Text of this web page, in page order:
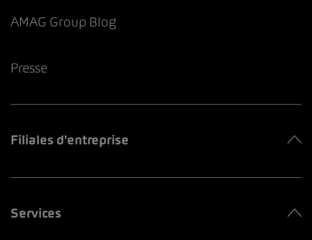
AMAG Group Blog
Presse
Filiales d'entreprise
Services